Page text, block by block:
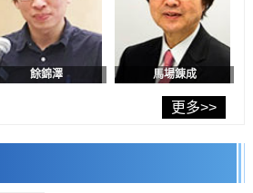
術與創新白皮書》，解讀第七期基本計畫
的新型信使物質
器官揭示衰老過程中的糖鏈變化
備石墨前驅體，可作為電池電極材料
更多>>